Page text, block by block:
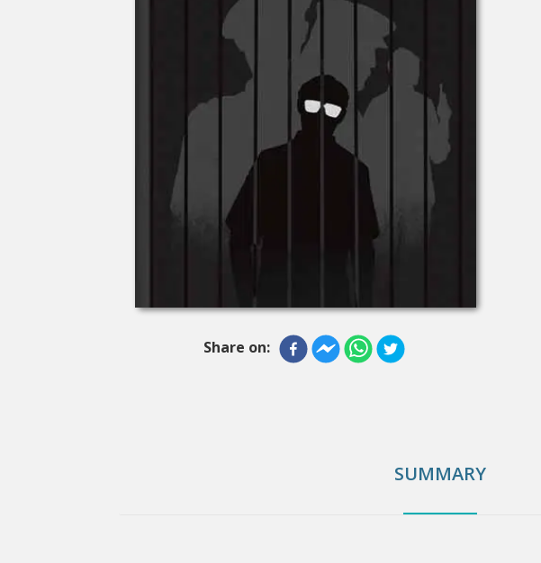
Share on:
SUMMARY